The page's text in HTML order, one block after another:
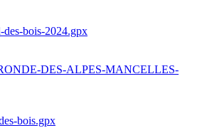
bois-2024.gpx
DES-ALPES-MANCELLES-
bois.gpx